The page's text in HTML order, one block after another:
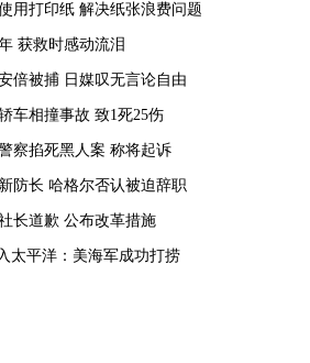
用打印纸 解决纸张浪费问题
获救时感动流泪
倍被捕 日媒叹无言论自由
车相撞事故 致1死25伤
察掐死黑人案 称将起诉
防长 哈格尔否认被迫辞职
长道歉 公布改革措施
太平洋：美海军成功打捞